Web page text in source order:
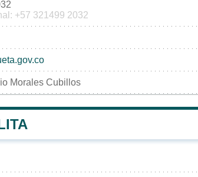
+57 321499 2032
Morales Cubillos